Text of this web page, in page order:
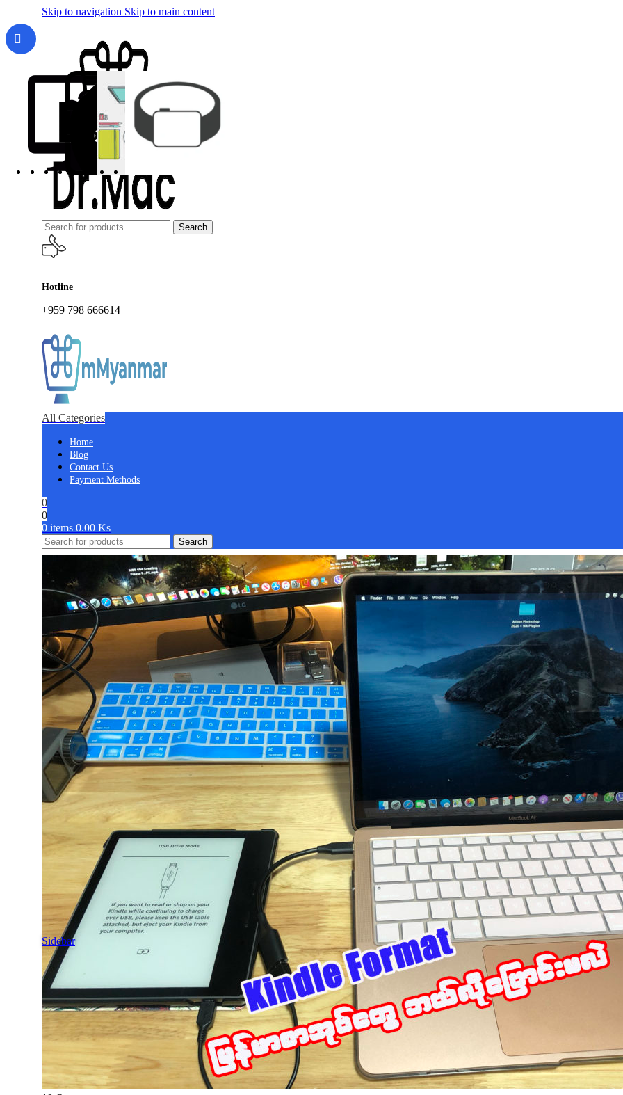
Skip to navigation Skip to main content
Search
Hotline
+959 798 666614
All Categories
Home
Blog
Contact Us
Payment Methods
0
0
0 items 0.00 Ks
Search
Sidebar